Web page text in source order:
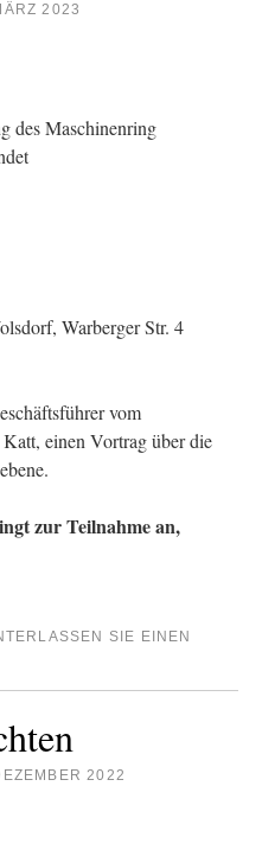
2023
des Maschinenring
Warberger Str. 4
vom
einen Vortrag über die
zur Teilnahme an,
SIE EINEN
2022